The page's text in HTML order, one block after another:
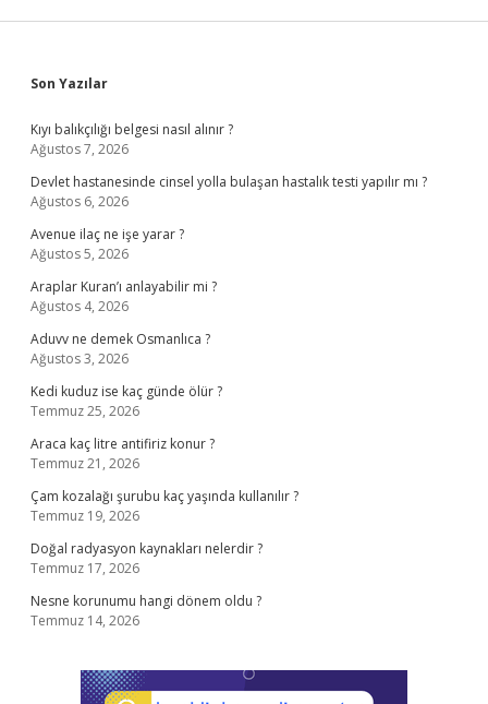
Sidebar
Son Yazılar
Kıyı balıkçılığı belgesi nasıl alınır ?
Ağustos 7, 2026
Devlet hastanesinde cinsel yolla bulaşan hastalık testi yapılır mı ?
Ağustos 6, 2026
Avenue ilaç ne işe yarar ?
Ağustos 5, 2026
Araplar Kuran’ı anlayabilir mi ?
Ağustos 4, 2026
Aduvv ne demek Osmanlıca ?
Ağustos 3, 2026
Kedi kuduz ise kaç günde ölür ?
Temmuz 25, 2026
Araca kaç litre antifiriz konur ?
Temmuz 21, 2026
Çam kozalağı şurubu kaç yaşında kullanılır ?
Temmuz 19, 2026
Doğal radyasyon kaynakları nelerdir ?
Temmuz 17, 2026
Nesne korunumu hangi dönem oldu ?
Temmuz 14, 2026